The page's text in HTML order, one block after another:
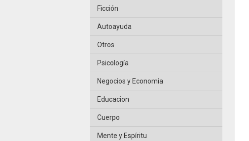
Ficción
Autoayuda
Otros
Psicología
Negocios y Economia
Educacion
Cuerpo
Mente y Espíritu